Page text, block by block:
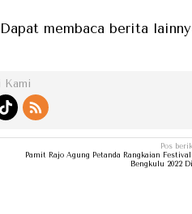
berita lainnya di
Kami
Pos
Pamit Rajo Agung Petanda Rangkaian
Bengkulu 2022